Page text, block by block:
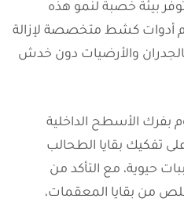
توفر بيئة خصبة لنمو هذه
أدوات كشط متخصصة لإزالة
والأرضيات دون خدش
بفرك الأسطح الداخلية
تفكيك بقايا الطحالب
حيوية، مع التأكد من
من بقايا المعقمات،